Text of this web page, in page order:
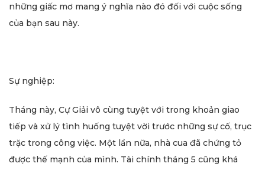
những giấc mơ mang ý nghĩa nào đó đối với cuộc sống
của bạn sau này.
Sự nghiệp:
Tháng này, Cự Giải vô cùng tuyệt với trong khoản giao
tiếp và xử lý tình huống tuyệt vời trước những sự cố, trục
trặc trong công việc. Một lần nữa, nhà cua đã chứng tỏ
được thế mạnh của mình. Tài chính tháng 5 cũng khá